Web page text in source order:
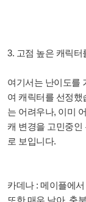
3. 고점 높은 캐릭터
여기서는 난이도를
여 캐릭터를 선정했
는 어려우나, 이미
캐 변경을 고민중인
로 보입니다.
카데나 : 메이플에
또한 매우 낮아, 충